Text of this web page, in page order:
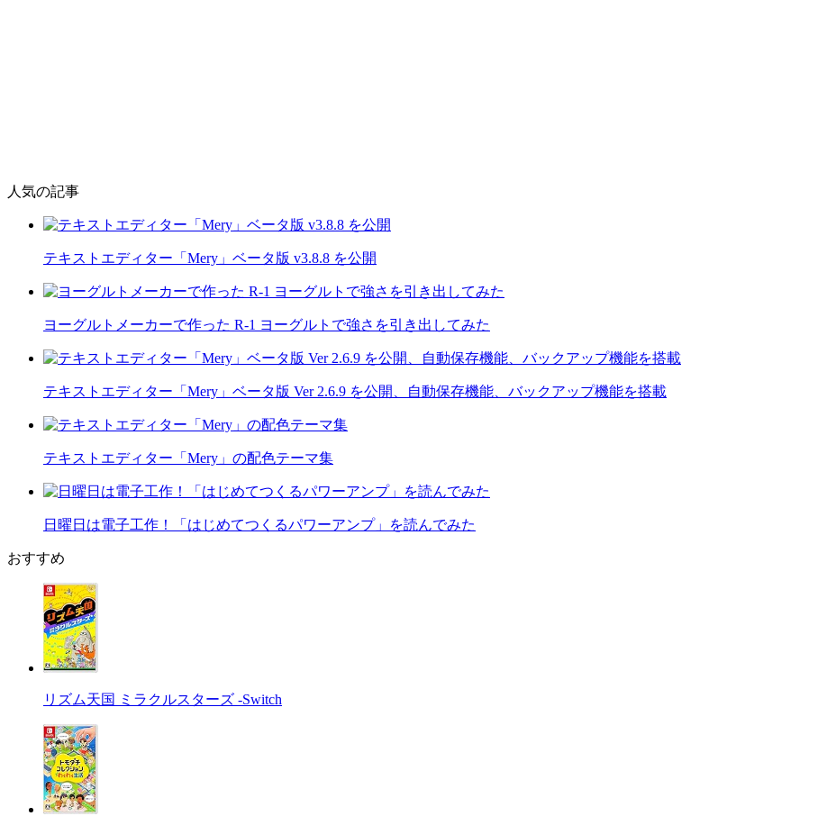
人気の記事
テキストエディター「Mery」ベータ版 v3.8.8 を公開
ヨーグルトメーカーで作った R-1 ヨーグルトで強さを引き出してみた
テキストエディター「Mery」ベータ版 Ver 2.6.9 を公開、自動保存機能、バックアップ機能を搭載
テキストエディター「Mery」の配色テーマ集
日曜日は電子工作！「はじめてつくるパワーアンプ」を読んでみた
おすすめ
リズム天国 ミラクルスターズ -Switch